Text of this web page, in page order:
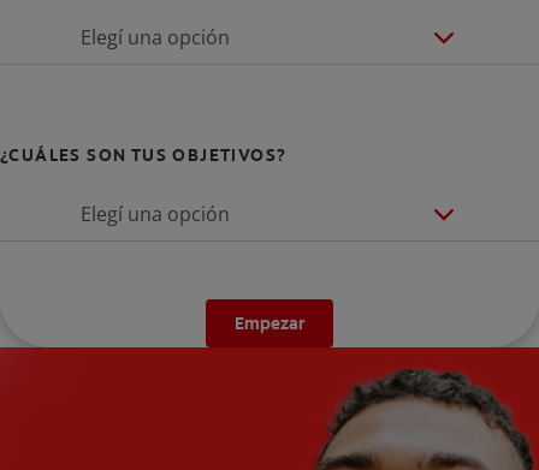
Elegí una opción
¿CUÁLES SON TUS OBJETIVOS?
Elegí una opción
Empezar